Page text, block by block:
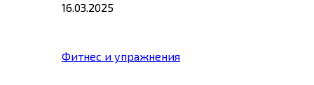
16.03.2025
Фитнес и упражнения